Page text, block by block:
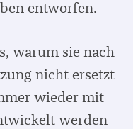
entworfen.
warum sie nach
nicht ersetzt
wieder mit
werden